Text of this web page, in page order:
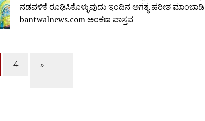
ನಡವಳಿಕೆ ರೂಢಿಸಿಕೊಳ್ಳುವುದು ಇಂದಿನ ಅಗತ್ಯ ಹರೀಶ ಮಾಂಬಾಡಿ
bantwalnews.com ಅಂಕಣ ವಾಸ್ತವ
4 »